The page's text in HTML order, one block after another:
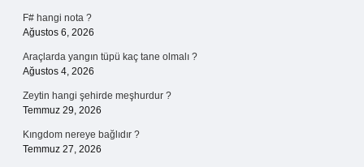
F# hangi nota ?
Ağustos 6, 2026
Araçlarda yangın tüpü kaç tane olmalı ?
Ağustos 4, 2026
Zeytin hangi şehirde meşhurdur ?
Temmuz 29, 2026
Kıngdom nereye bağlıdır ?
Temmuz 27, 2026